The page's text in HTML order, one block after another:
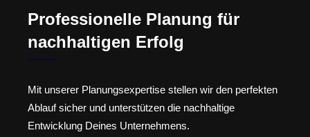
Professionelle Planung für
nachhaltigen Erfolg
Mit unserer Planungsexpertise stellen wir den perfekten
Ablauf sicher und unterstützen die nachhaltige
Entwicklung Deines Unternehmens.